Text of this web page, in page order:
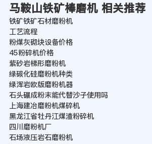
马鞍山铁矿棒磨机 相关推荐
铁矿铁矿石材磨粉机
工艺流程
粉煤灰砌块设备价格
45粉碎机价格
紫砂岩梯形磨粉机
绿碳化硅磨粉机种类
绿浑岩欧版磨粉机器
石头碾成粉末能代替沙子使用吗
上海建冶磨粉机煤碎机
黑龙江省牡丹江煤渣粉碎机
四川磨粉机厂
石场液压岩石磨粉机